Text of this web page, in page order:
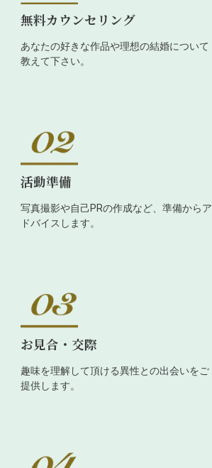
無料カウンセリング
あなたの好きな作品や理想の結婚について
教えて下さい。
活動準備
写真撮影や自己PRの作成など、準備からア
ドバイスします。
お見合・交際
趣味を理解して頂ける異性との出会いをご
提供します。